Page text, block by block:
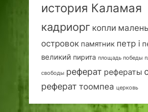
история Каламая
кадриорг копли
островок памятник петр i
великий пирита площадь победы
свободы реферат рефераты
реферат тоомпеа церковь